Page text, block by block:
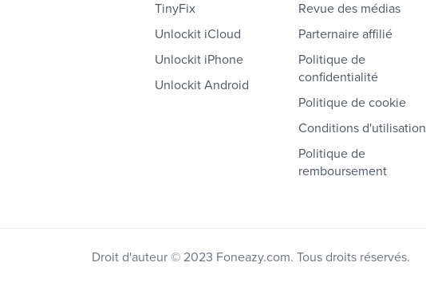
TinyFix
Unlockit iCloud
Unlockit iPhone
Unlockit Android
Revue des médias
Parternaire affilié
Politique de
confidentialité
Politique de cookie
Conditions d'utilisation
Politique de
remboursement
Droit d'auteur © 2023 Foneazy.com. Tous droits réservés.